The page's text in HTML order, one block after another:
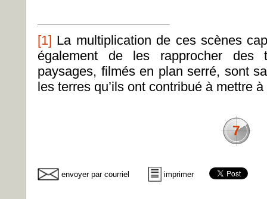
[1] La multiplication de ces scènes
également de les rapprocher des
paysages, filmés en plan serré, sont
les terres qu’ils ont contribué à mettre
7
envoyer par courriel imprimer